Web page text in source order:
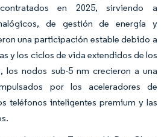
en 2025, sirviendo a
de gestión de energía y
una participación estable debido a
y los ciclos de vida extendidos de los
los nodos sub-5 nm crecieron a una
por los aceleradores de
teléfonos inteligentes premium y las